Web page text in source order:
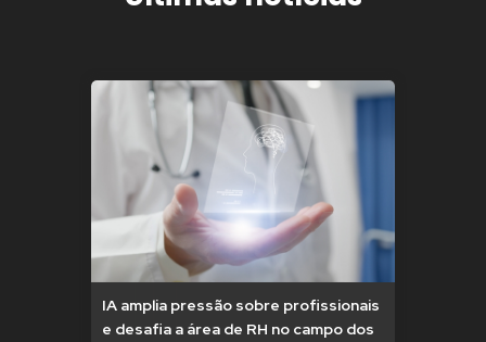
IA amplia pressão sobre profissionais
e desafia a área de RH no campo dos